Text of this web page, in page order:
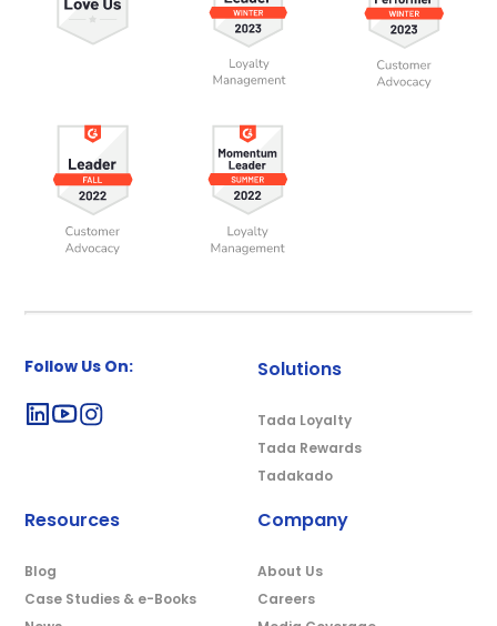
Follow Us On: Solutions
Tada Loyalty
Tada Rewards
Tadakado
Resources
Blog
Case Studies & e-Books
Company
About Us
Careers